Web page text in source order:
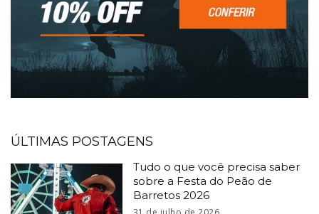
ÚLTIMAS POSTAGENS
Tudo o que você precisa saber
sobre a Festa do Peão de
Barretos 2026